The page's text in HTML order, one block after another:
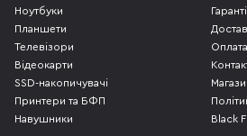
Ноутбуки
Планшети
Телевізори
Відеокарти
SSD-накопичувачі
Принтери та БФП
Навушники
Оплата
Black